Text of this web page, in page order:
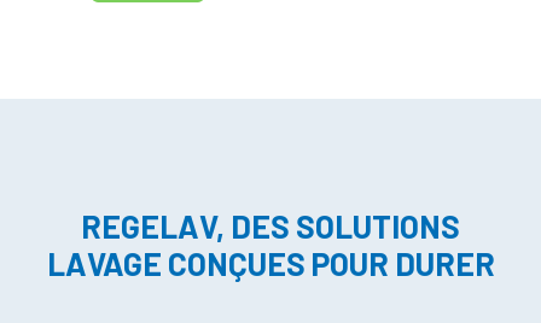
REGELAV, DES SOLUTIONS
LAVAGE CONÇUES POUR DURER